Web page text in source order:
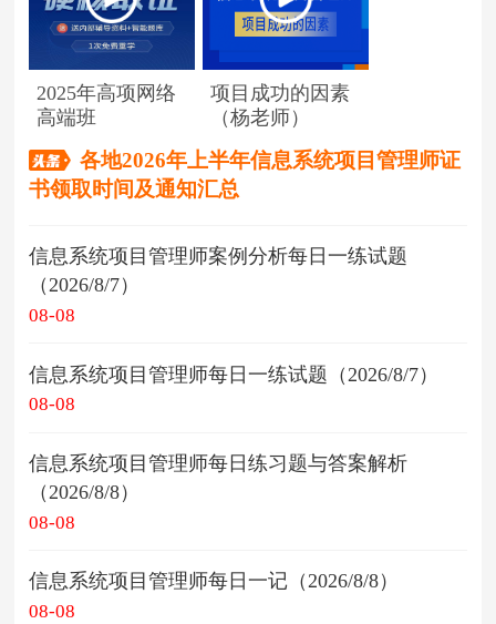
2025年高项网络
高端班
项目成功的因素
（杨老师）
各地2026年上半年信息系统项目管理师证
书领取时间及通知汇总
信息系统项目管理师案例分析每日一练试题
（2026/8/7）
08-08
信息系统项目管理师每日一练试题（2026/8/7）
08-08
信息系统项目管理师每日练习题与答案解析
（2026/8/8）
08-08
信息系统项目管理师每日一记（2026/8/8）
08-08